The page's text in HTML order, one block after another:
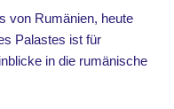
von Rumänien, heute
Palastes ist für
in die rumänische